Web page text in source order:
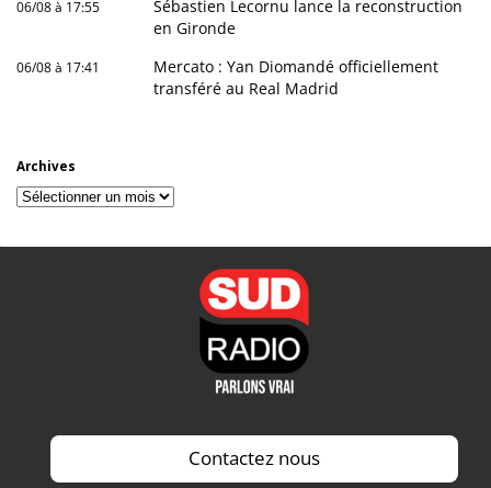
06/08 à 17:55
Sébastien Lecornu lance la reconstruction
en Gironde
06/08 à 17:41
Mercato : Yan Diomandé officiellement
transféré au Real Madrid
Archives
Archives
Contactez nous